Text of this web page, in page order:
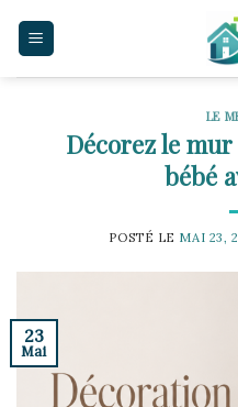
LE
Décorez le
bébé
POSTÉ LE MAI 23,
23
Mai